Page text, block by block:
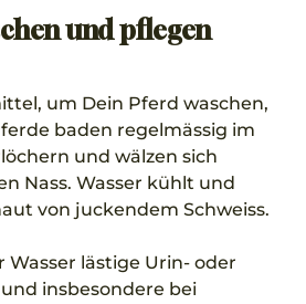
und pflegen
um Dein Pferd waschen,
baden regelmässig im
und wälzen sich
Nass. Wasser kühlt und
von juckendem Schweiss.
lästige Urin- oder
insbesondere bei